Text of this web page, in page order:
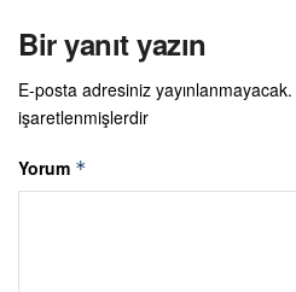
Bir yanıt yazın
E-posta adresiniz yayınlanmayacak.
işaretlenmişlerdir
Yorum *